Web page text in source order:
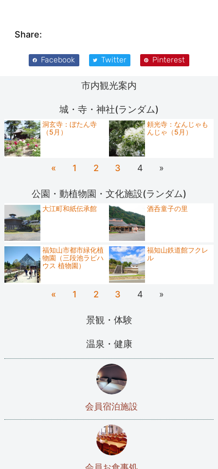
Share:
Facebook Twitter Pinterest
市内観光案内
城・寺・神社(ランダム)
洞玄寺：ぼたん寺
（5月）
頼光寺：なんじゃも
んじゃ（5月）
« 1 2 3 4 »
公園・動植物園・文化施設(ランダム)
大江町和紙伝承館 酒呑童子の里
福知山市都市緑化植
物園（三段池ラビハ
ウス 植物園）
福知山鉄道館フクレ
ル
« 1 2 3 4 »
景観・体験
温泉・健康
会員宿泊施設